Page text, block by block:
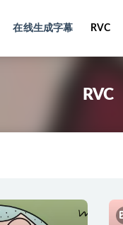
在线生成字幕 RVC
RVC